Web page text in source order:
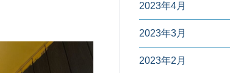
2023年4月
2023年3月
2023年2月